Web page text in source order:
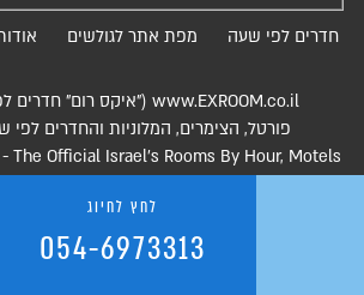
054-6973313
חדרים לפי שעה מפת אתר לגולשים
www.EXROOM.co.il ("איקס רום" חדרים לפי שעה)
פורטל, הצימרים, המלוניות והחדרים לפי
The Official Israel's Rooms By Hour, Motels